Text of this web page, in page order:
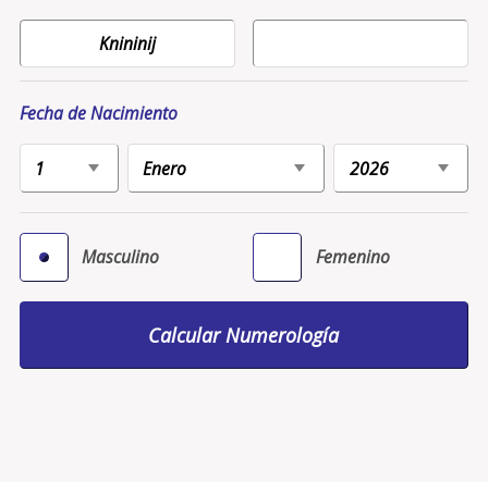
Fecha de Nacimiento
Masculino Femenino